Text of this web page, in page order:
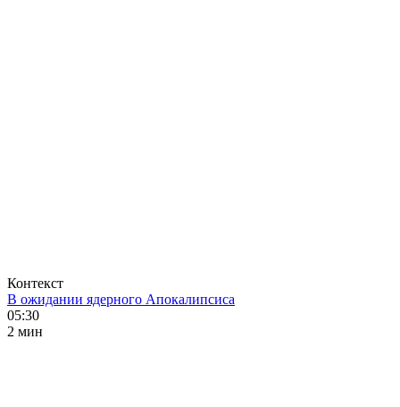
Контекст
В ожидании ядерного Апокалипсиса
05:30
2 мин